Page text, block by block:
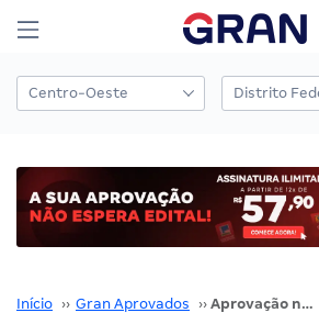
Início ›› Gran Aprovados ›› Aprovação no Concurso SES DF: conheça Adelson da Cruz!